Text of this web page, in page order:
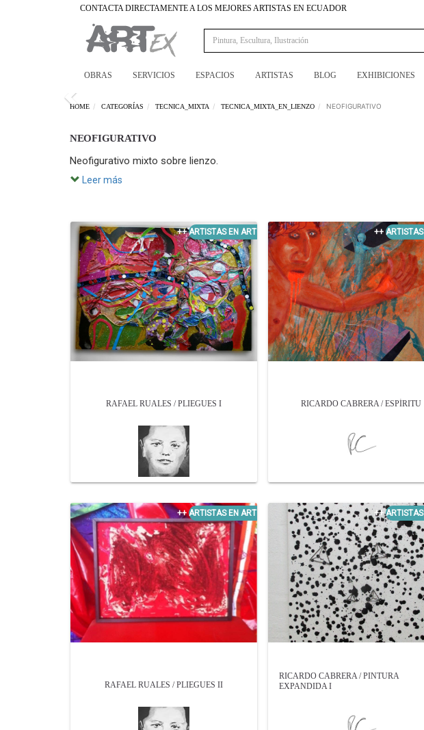
CONTACTA DIRECTAMENTE A LOS MEJORES ARTISTAS EN ECUADOR
OBRAS SERVICIOS ESPACIOS ARTISTAS BLOG EXHIBICIONES
Previous
HOME CATEGORÍAS TECNICA_MIXTA TECNICA_MIXTA_EN_LIENZO NEOFIGURATIVO
NEOFIGURATIVO
Neofigurativo mixto sobre lienzo.
Leer más
RAFAEL RUALES / PLIEGUES I RICARDO CABRERA / ESPÍRITU
RAFAEL RUALES / PLIEGUES II
RICARDO CABRERA / PINTURA
EXPANDIDA I